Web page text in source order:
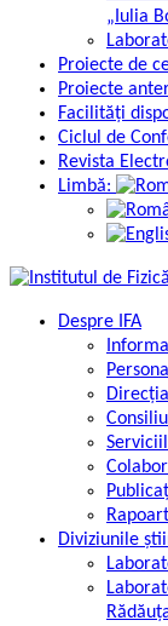
„Iulia
Proiecte de
Proiecte
Facilități
Ciclul de
Revista
Limbă:
Despre IFA
Direcția
Diviziunile